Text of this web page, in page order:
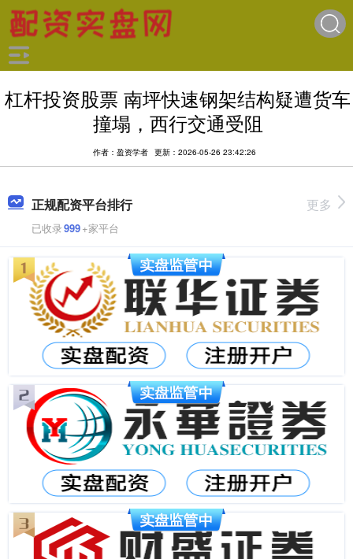
杠杆投资股票 南坪快速钢架结构疑遭货车
撞塌，西行交通受阻
作者：盈资学者 更新：2026-05-26 23:42:26
正规配资平台排行
已收录999+家平台
更多